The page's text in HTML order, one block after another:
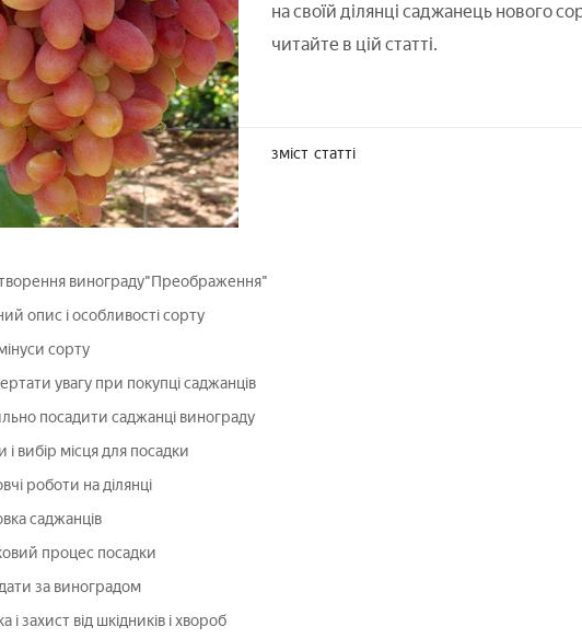
на своїй ділянці саджанець нового
читайте в цій статті.
зміст статті
винограду"Преображення"
опис і особливості сорту
сорту
увагу при покупці саджанців
посадити саджанці винограду
і вибір місця для посадки
роботи на ділянці
саджанців
процес посадки
за виноградом
і захист від шкідників і хвороб